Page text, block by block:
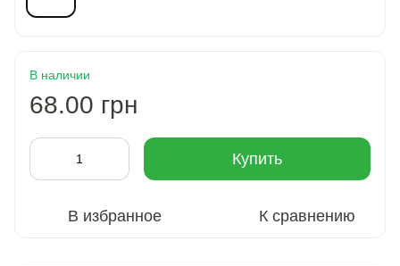
В наличии
68.00 грн
Купить
В избранное К сравнению